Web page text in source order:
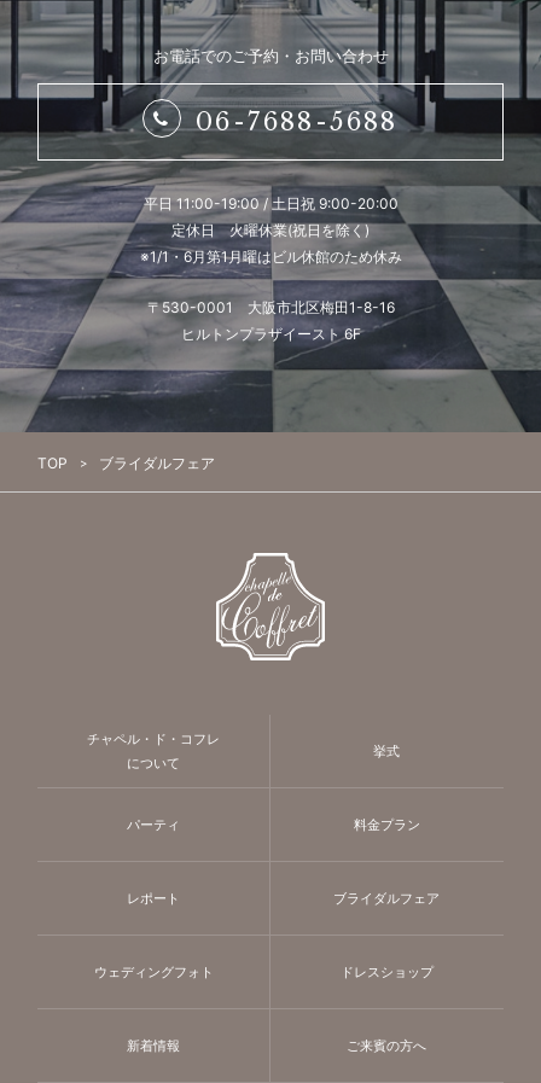
お電話でのご予約・お問い合わせ
06-7688-5688
平日 11:00-19:00 / 土日祝 9:00-20:00
定休日 火曜休業(祝日を除く)
※1/1・6月第1月曜はビル休館のため休み
〒530-0001 大阪市北区梅田1-8-16
ヒルトンプラザイースト 6F
TOP ブライダルフェア
チャペル・ド・コフレ
について
挙式
パーティ 料金プラン
レポート ブライダルフェア
ウェディングフォト ドレスショップ
新着情報 ご来賓の方へ